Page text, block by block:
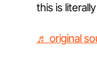
this is
♬ original